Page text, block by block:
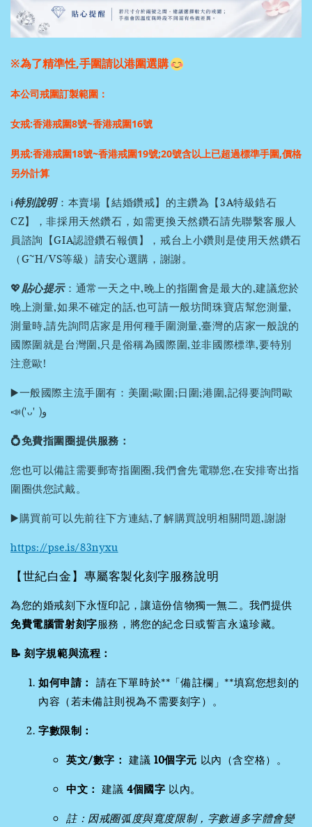
※為了精準性,手圍請以港圍選購
本公司戒圍訂製範圍：
女戒:香港戒圍8號~香港戒圍16號
男戒:香港戒圍18號~香港戒圍19號;20號含以上已超過標準手圍,價格
另外計算
ℹ️特別說明：本賣場【結婚鑽戒】的主鑽為【3A特級鋯石
CZ】，非採用天然鑽石，如需更換天然鑽石請先聯繫客服人
員諮詢【GIA認證鑽石報價】，戒台上小鑽則是使用天然鑽石
（G~H/VS等級）請安心選購，謝謝。
💖貼心提示：通常一天之中,晚上的指圍會是最大的,建議您於
晚上測量,如果不確定的話,也可請一般坊間珠寶店幫您測量,
測量時,請先詢問店家是用何種手圍測量,臺灣的店家一般說的
國際圍就是台灣圍,只是俗稱為國際圍,並非國際標準,要特別
注意歐!
▶️一般國際主流手圍有：美圍;歐圍;日圍;港圍,記得要詢問歐
📣('ᴗ' )و
💍免費指圍圈提供服務：
您也可以備註需要郵寄指圍圈,我們會先電聯您,在安排寄出指
圍圈供您試戴。
▶️購買前可以先前往下方連結,了解購買說明相關問題,謝謝
https://pse.is/83nyxu
【世紀白金】專屬客製化刻字服務說明
為您的婚戒刻下永恆印記，讓這份信物獨一無二。我們提供
免費電腦雷射刻字服務，將您的紀念日或誓言永遠珍藏。
📝 刻字規範與流程：
如何申請： 請在下單時於**「備註欄」**填寫您想刻的
內容（若未備註則視為不需要刻字）。
字數限制：
英文/數字： 建議10個字元 以內（含空格）。
中文： 建議4個國字 以內。
註：因戒圈弧度與寬度限制，字數過多字體會變